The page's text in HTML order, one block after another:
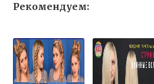
Рекомендуем: